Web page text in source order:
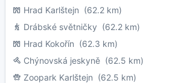
Hrad Karlštejn (62.2 km)
Drábské světničky (62.2 km)
Hrad Kokořín (62.3 km)
Chýnovská jeskyně (62.5 km)
Zoopark Karlštejn (62.5 km)